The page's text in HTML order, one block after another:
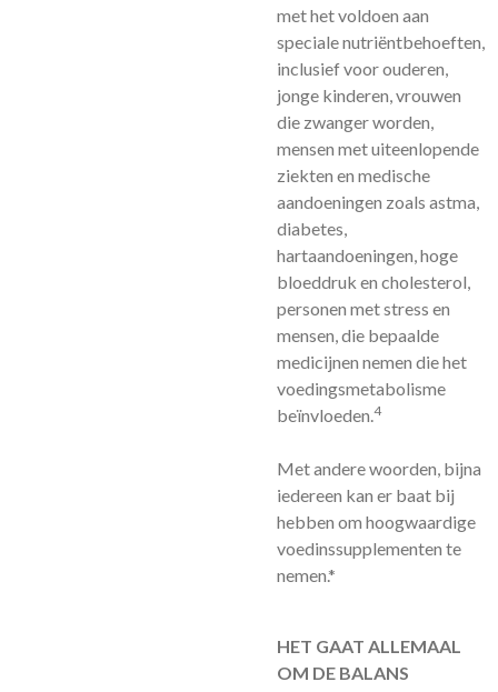
met het voldoen aan
speciale nutriëntbehoeften,
inclusief voor ouderen,
jonge kinderen, vrouwen
die zwanger worden,
mensen met uiteenlopende
ziekten en medische
aandoeningen zoals astma,
diabetes,
hartaandoeningen, hoge
bloeddruk en cholesterol,
personen met stress en
mensen, die bepaalde
medicijnen nemen die het
voedingsmetabolisme
beïnvloeden.4
Met andere woorden, bijna
iedereen kan er baat bij
hebben om hoogwaardige
voedinssupplementen te
nemen.*
HET GAAT ALLEMAAL
OM DE BALANS